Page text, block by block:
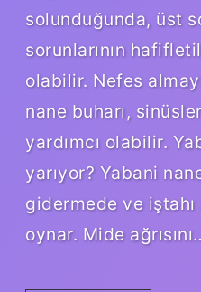
solunduğunda, üst
sorunlarının
olabilir. Nefes
nane buharı,
yardımcı olabilir.
yarıyor? Yabani
gidermede ve
oynar. Mide